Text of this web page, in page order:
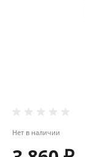
Нет в наличии